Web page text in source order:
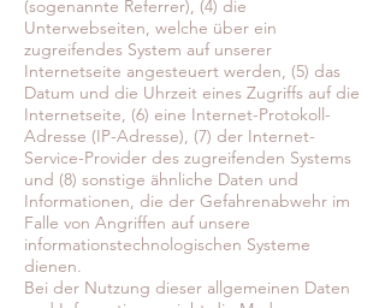
(sogenannte Referrer), (4) die
Unterwebseiten, welche über ein
zugreifendes System auf unserer
Internetseite angesteuert werden, (5) das
Datum und die Uhrzeit eines Zugriffs auf die
Internetseite, (6) eine Internet-Protokoll-
Adresse (IP-Adresse), (7) der Internet-
Service-Provider des zugreifenden Systems
und (8) sonstige ähnliche Daten und
Informationen, die der Gefahrenabwehr im
Falle von Angriffen auf unsere
informationstechnologischen Systeme
dienen.
Bei der Nutzung dieser allgemeinen Daten